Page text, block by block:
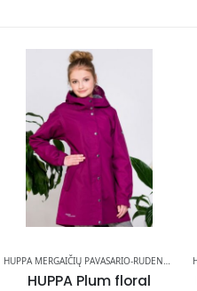
HUPPA Plum floral